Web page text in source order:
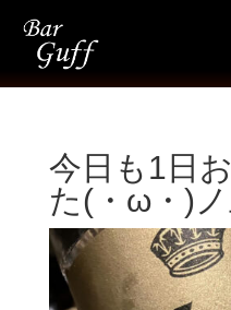
今日も1日
た(・ω・)ノ